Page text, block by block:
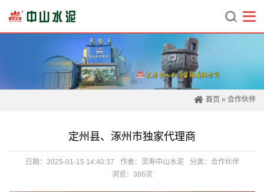
首页 » 合作伙伴
定州县、涿州市独家代理商
日期：2025-01-15 14:40:37 作者：灵寿中山水泥 分类： 合作伙伴
浏览：386次